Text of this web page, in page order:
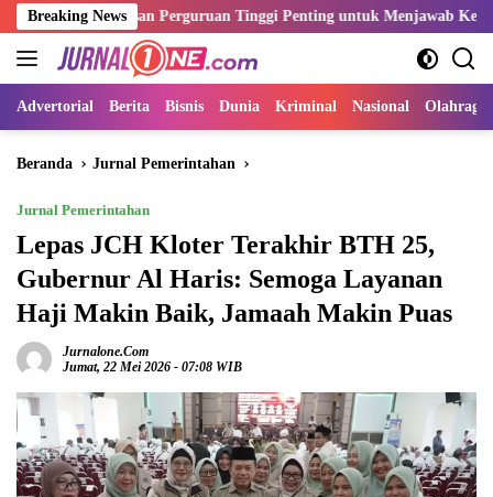
Langsung
ke
konten
Breaking News
Perguruan Tinggi Penting untuk Menjawab Kebutuhan Dunia
Advertorial Berita Bisnis Dunia Kriminal Nasional Olahraga
Beranda Jurnal Pemerintahan
Jurnal Pemerintahan
Lepas JCH Kloter Terakhir BTH 25,
Gubernur Al Haris: Semoga Layanan
Haji Makin Baik, Jamaah Makin Puas
Jurnalone.com
Jumat, 22 Mei 2026 - 07:08 WIB